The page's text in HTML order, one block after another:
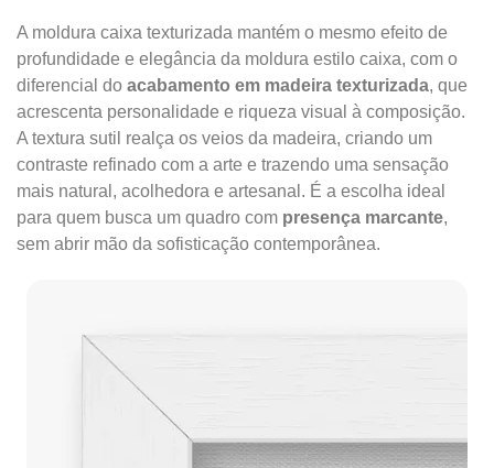
A moldura caixa texturizada mantém o mesmo efeito de
profundidade e elegância da moldura estilo caixa, com o
diferencial do acabamento em madeira texturizada, que
acrescenta personalidade e riqueza visual à composição.
A textura sutil realça os veios da madeira, criando um
contraste refinado com a arte e trazendo uma sensação
mais natural, acolhedora e artesanal. É a escolha ideal
para quem busca um quadro com presença marcante,
sem abrir mão da sofisticação contemporânea.